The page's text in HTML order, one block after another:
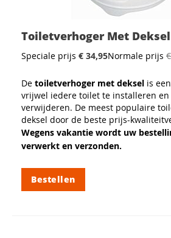
Toiletverhoger Met Deksel
Speciale prijs € 34,95Normale prijs
De toiletverhoger met deksel is
vrijwel iedere toilet te installeren en
verwijderen. De meest populaire
deksel door de beste prijs-
Wegens vakantie wordt uw
verwerkt en verzonden.
Bestellen